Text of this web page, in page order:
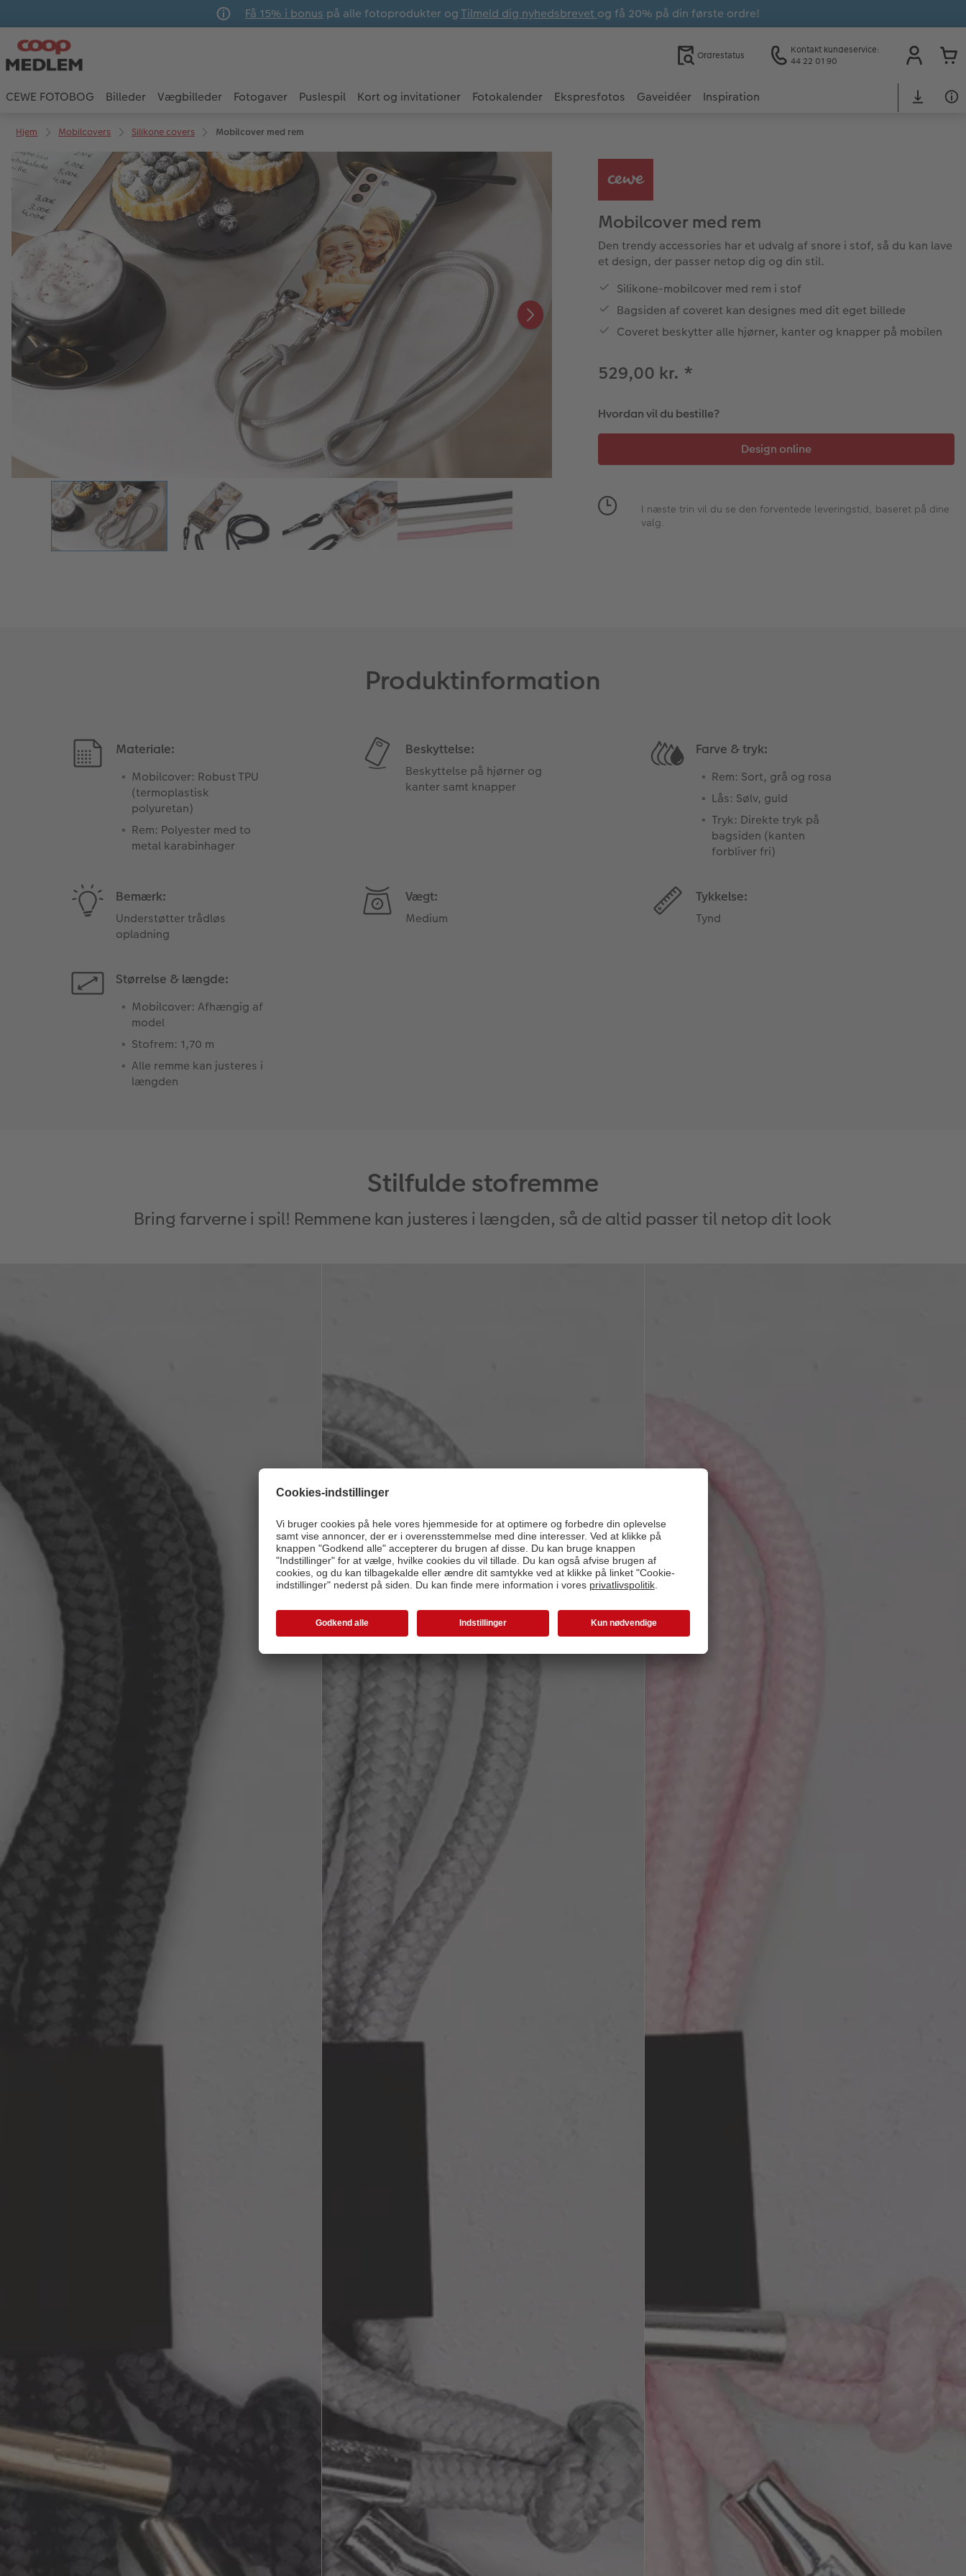
Få 15% i bonus på alle fotoprodukter ogTilmeld dig nyhedsbrevet og få 20% på din første ordre!
Ordrestatus
Kontakt kundeservice:
44 22 01 90
CEWE FOTOBOG Billeder Vægbilleder Fotogaver Puslespil Kort og invitationer Fotokalender Ekspresfotos Gaveidéer Inspiration
Hjem Mobilcovers Silikone covers Mobilcover med rem
Mobilcover med rem
Den trendy accessories har et udvalg af snore i stof, så du kan lave
et design, der passer netop dig og din stil.
Silikone-mobilcover med rem i stof
Bagsiden af coveret kan designes med dit eget billede
Coveret beskytter alle hjørner, kanter og knapper på mobilen
529,00 kr. *
Hvordan vil du bestille?
I næste trin vil du se den forventede leveringstid, baseret på dine
valg.
Produktinformation
Materiale:
Mobilcover: Robust TPU
(termoplastisk
polyuretan)
Rem: Polyester med to
metal karabinhager
Beskyttelse:
Beskyttelse på hjørner og
kanter samt knapper
Farve & tryk:
Rem: Sort, grå og rosa
Lås: Sølv, guld
Tryk: Direkte tryk på
bagsiden (kanten
forbliver fri)
Bemærk:
Understøtter trådløs
opladning
Vægt:
Medium
Tykkelse:
Tynd
Størrelse & længde:
Mobilcover: Afhængig af
model
Stofrem: 1,70 m
Alle remme kan justeres i
længden
Stilfulde stofremme
Bring farverne i spil! Remmene kan justeres i længden, så de altid passer til netop dit look